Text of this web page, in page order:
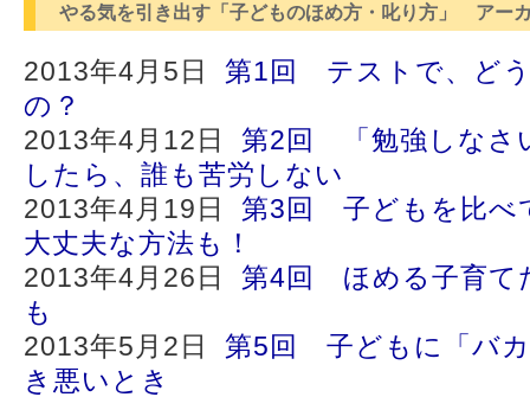
やる気を引き出す「子どものほめ方・叱り方」 アー
2013年4月5日 第1回 テストで、ど
の？
2013年4月12日 第2回 「勉強しなさ
したら、誰も苦労しない
2013年4月19日 第3回 子どもを比べ
大丈夫な方法も！
2013年4月26日 第4回 ほめる子育て
も
2013年5月2日 第5回 子どもに「バ
き悪いとき